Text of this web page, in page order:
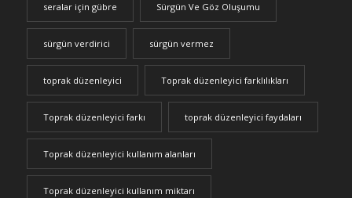
seralar için gübre Sürgün Ve Göz Oluşumu
sürgün verdirici sürgün vermez
toprak düzenleyici Toprak düzenleyici farklılıkları
Toprak düzenleyici farkı toprak düzenleyici faydaları
Toprak düzenleyici kullanım alanları
Toprak düzenleyici kullanım miktarı